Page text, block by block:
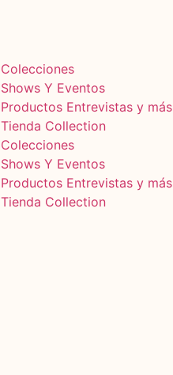
Colecciones
Shows Y Eventos
Productos Entrevistas y más
Tienda Collection
Colecciones
Shows Y Eventos
Productos Entrevistas y más
Tienda Collection